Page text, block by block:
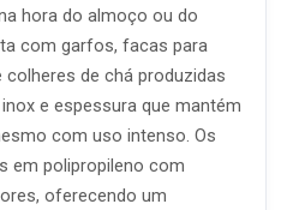
hora do almoço ou do
com garfos, facas para
de chá produzidas
e espessura que mantém
com uso intenso. Os
em polipropileno com
oferecendo um